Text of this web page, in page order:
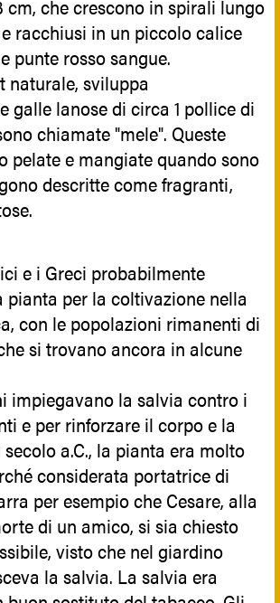
cm, che crescono in spirali lungo
racchiusi in un piccolo calice
punte rosso sangue.
naturale, sviluppa
galle lanose di circa 1 pollice di
chiamate "mele". Queste
pelate e mangiate quando sono
descritte come fragranti,
e i Greci probabilmente
pianta per la coltivazione nella
con le popolazioni rimanenti di
si trovano ancora in alcune
impiegavano la salvia contro i
e per rinforzare il corpo e la
a.C., la pianta era molto
considerata portatrice di
per esempio che Cesare, alla
di un amico, si sia chiesto
visto che nel giardino
la salvia. La salvia era